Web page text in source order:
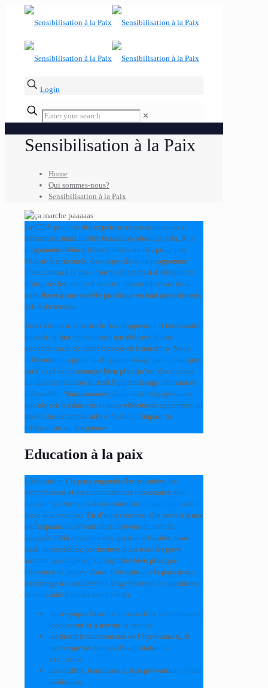
Login
✕
Sensibilisation à la Paix
Home
Qui sommes-nous?
Sensibilisation à la Paix
Le CISV propose des expériences passionnantes et
amusantes, mais il offre beaucoup plus que cela. Nos
programmes éducatifs sont basés sur des principes
éducatifs structurés, des objectifs et un programme
d’éducation à la paix. Notre objectif est d’éduquer et
d’inspirer les jeunes à devenir des membres actifs et
contribuer à une société pacifique en tant que citoyens
actifs du monde.
Nous visons à stimuler le développement d’une amitié
durable, d’une communication efficace, d’une
coopération et de compétences en leadership. Nous
utilisons une approche d’apprentissage par la pratique,
car l’expérience marque bien plus qu’un témoignage
ou une explication et rend l'apprentissage amusant et
mémorable. Nous sommes pleinement engagés dans
nos objectifs éducatifs et nous effectuons également un
travail de recherche afin d’évaluer l’impact de
l’éducation sur les jeunes.
Education à la paix
L'éducation à la paix engendre les attitudes, les
compétences et les connaissances nécessaires pour
devenir des vecteurs de transformation, tant au niveau
local que mondial. En d'autres termes, elle permet à nos
participants de devenir des citoyens du monde
engagés. Cela concerne des questions locales, mais
aussi universelles, pertinentes pour tous les pays,
sachant que la paix peut signifier bien plus que
l’absence de guerre. Ainsi, l'éducation à la paix nous
encourage à considérer un large éventail de questions
et nous aide à mieux comprendre :
notre propre identité au sein de la communauté,
localement et à travers le monde
les droits fondamentaux de l'être humain, de
même que les formes d'exploitation et
d'injustice
les conflits, leurs causes, leur prévention et leur
résolution